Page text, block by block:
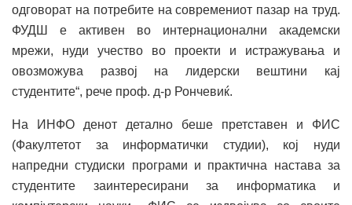
одговорат на потребите на современиот пазар на труд.
ФУДШ е активен во интернационални академски
мрежи, нуди учество во проекти и истражувања и
овозможува развој на лидерски вештини кај
студентите“, рече проф. д-р Рончевиќ.
На ИНФО денот детално беше претставен и ФИС
(Факултетот за информатички студии), кој нуди
напредни студиски програми и практична настава за
студентите заинтересирани за информатика и